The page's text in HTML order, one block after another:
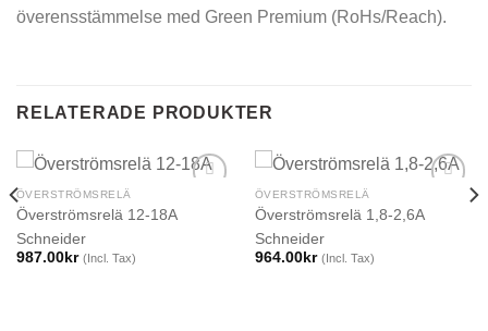
överensstämmelse med Green Premium (RoHs/Reach).
RELATERADE PRODUKTER
ÖVERSTRÖMSRELÄ
Överströmsrelä 12-18A
Schneider
987.00kr (Incl. Tax)
ÖVERSTRÖMSRELÄ
Överströmsrelä 1,8-2,6A
Schneider
964.00kr (Incl. Tax)